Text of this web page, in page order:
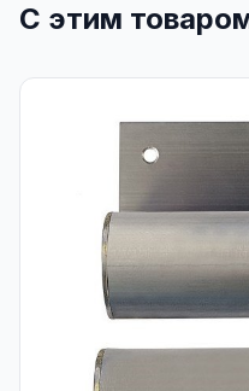
С этим